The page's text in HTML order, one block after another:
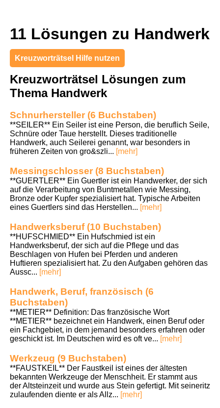
11 Lösungen zu Handwerk
Kreuzworträtsel Hilfe nutzen
Kreuzworträtsel Lösungen zum
Thema Handwerk
Schnurhersteller (6 Buchstaben)
**SEILER** Ein Seiler ist eine Person, die beruflich Seile,
Schnüre oder Taue herstellt. Dieses traditionelle
Handwerk, auch Seilerei genannt, war besonders in
früheren Zeiten von gro&szli... [mehr]
Messingschlosser (8 Buchstaben)
**GUERTLER** Ein Guertler ist ein Handwerker, der sich
auf die Verarbeitung von Buntmetallen wie Messing,
Bronze oder Kupfer spezialisiert hat. Typische Arbeiten
eines Guertlers sind das Herstellen... [mehr]
Handwerksberuf (10 Buchstaben)
**HUFSCHMIED** Ein Hufschmied ist ein
Handwerksberuf, der sich auf die Pflege und das
Beschlagen von Hufen bei Pferden und anderen
Huftieren spezialisiert hat. Zu den Aufgaben gehören das
Aussc... [mehr]
Handwerk, Beruf, französisch (6
Buchstaben)
**METIER** Definition: Das französische Wort
**METIER** bezeichnet ein Handwerk, einen Beruf oder
ein Fachgebiet, in dem jemand besonders erfahren oder
geschickt ist. Im Deutschen wird es oft ve... [mehr]
Werkzeug (9 Buchstaben)
**FAUSTKEIL** Der Faustkeil ist eines der ältesten
bekannten Werkzeuge der Menschheit. Er stammt aus
der Altsteinzeit und wurde aus Stein gefertigt. Mit seineritz
zulaufenden diente er als Allz... [mehr]